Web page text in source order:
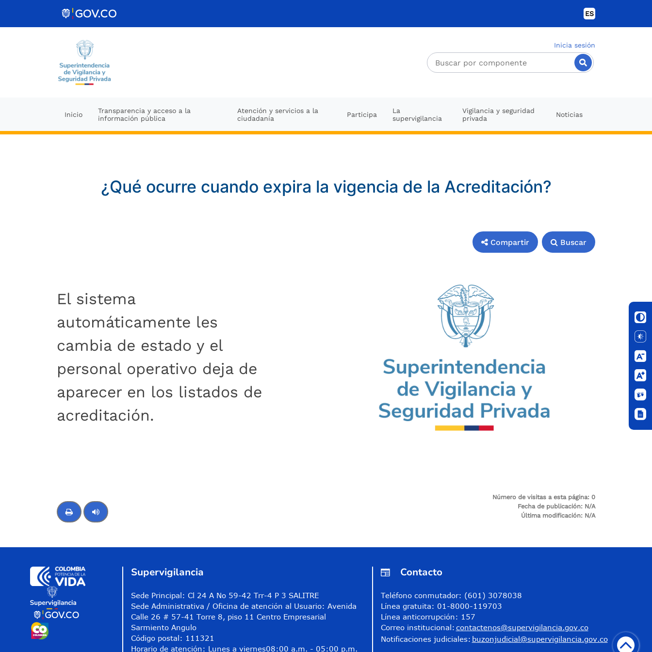
ES
Inicia sesión
Inicio
Transparencia y acceso a la
información pública
Atención y servicios a la
ciudadanía
Participa
La
supervigilancia
Vigilancia y seguridad
privada
Noticias
¿Qué ocurre cuando expira la vigencia de la Acreditación?
Compartir Buscar
El sistema
automáticamente les
cambia de estado y el
personal operativo deja de
aparecer en los listados de
acreditación.
Número de visitas a esta página: 0
Fecha de publicación: N/A
Última modificación: N/A
Supervigilancia
Sede Principal: Cl 24 A No 59-42 Trr-4 P 3 SALITRE
Sede Administrativa / Oficina de atención al Usuario: Avenida
Calle 26 # 57-41 Torre 8, piso 11 Centro Empresarial
Sarmiento Angulo
Código postal: 111321
Horario de atención: Lunes a viernes08:00 a.m. - 05:00 p.m.
Contacto
Teléfono conmutador: (601) 3078038
Línea gratuita: 01-8000-119703
Línea anticorrupción: 157
Correo institucional: contactenos@supervigilancia.gov.co
Notificaciones judiciales: buzonjudicial@supervigilancia.gov.co